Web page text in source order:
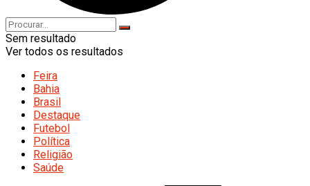
Sem resultado
Ver todos os resultados
Feira
Bahia
Brasil
Destaque
Futebol
Política
Religião
Saúde